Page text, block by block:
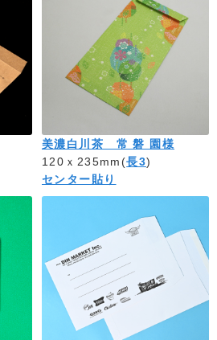
美濃白川茶 常 磐 園様
120ｘ235mm(長3)
センター貼り